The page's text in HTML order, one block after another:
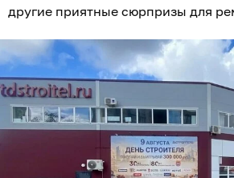
другие приятные сюрпризы для